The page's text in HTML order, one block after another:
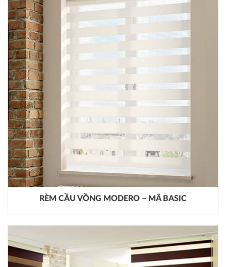
RÈM CẦU VỒNG MODERO – MÃ BASIC